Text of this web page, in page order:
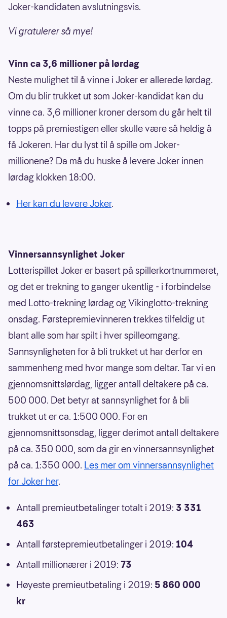
Joker-kandidaten avslutningsvis.
Vi gratulerer så mye!
Vinn ca 3,6 millioner på lørdag
Neste mulighet til å vinne i Joker er allerede lørdag.
Om du blir trukket ut som Joker-kandidat kan du
vinne ca. 3,6 millioner kroner dersom du går helt til
topps på premiestigen eller skulle være så heldig å
få Jokeren. Har du lyst til å spille om Joker-
millionene? Da må du huske å levere Joker innen
lørdag klokken 18:00.
Her kan du levere Joker.
Vinnersannsynlighet Joker
Lotterispillet Joker er basert på spillerkortnummeret,
og det er trekning to ganger ukentlig - i forbindelse
med Lotto-trekning lørdag og Vikinglotto-trekning
onsdag. Førstepremievinneren trekkes tilfeldig ut
blant alle som har spilt i hver spilleomgang.
Sannsynligheten for å bli trukket ut har derfor en
sammenheng med hvor mange som deltar. Tar vi en
gjennomsnittslørdag, ligger antall deltakere på ca.
500 000. Det betyr at sannsynlighet for å bli
trukket ut er ca. 1:500 000. For en
gjennomsnittsonsdag, ligger derimot antall deltakere
på ca. 350 000, som da gir en vinnersannsynlighet
på ca. 1:350 000. Les mer om vinnersannsynlighet
for Joker her.
Antall premieutbetalinger totalt i 2019: 3 331
463
Antall førstepremieutbetalinger i 2019: 104
Antall millionærer i 2019: 73
Høyeste premieutbetaling i 2019: 5 860 000
kr